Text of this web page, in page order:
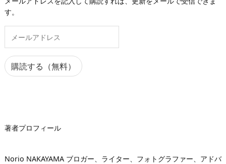
す。
ア
ド
購読する（無料）
著者プロフィール
Norio NAKAYAMA ブロガー、ライター、フォトグラファー、アドバ